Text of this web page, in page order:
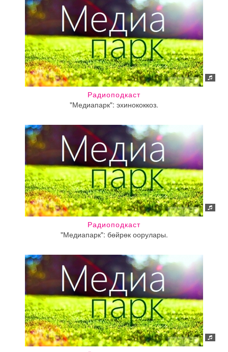
Радиоподкаст
"Медиапарк": эхинококкоз.
Радиоподкаст
"Медиапарк": бөйрөк оорулары.